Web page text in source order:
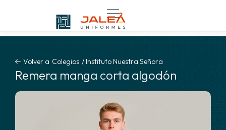
Volver a Colegios /Instituto Nuestra Señora
Remera manga corta algodón